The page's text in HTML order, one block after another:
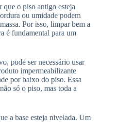
o piso antigo esteja
ou umidade podem
Por isso, limpar bem a
é fundamental para um
pode ser necessário usar
impermeabilizante
por baixo do piso. Essa
só o piso, mas toda a
a base esteja nivelada. Um